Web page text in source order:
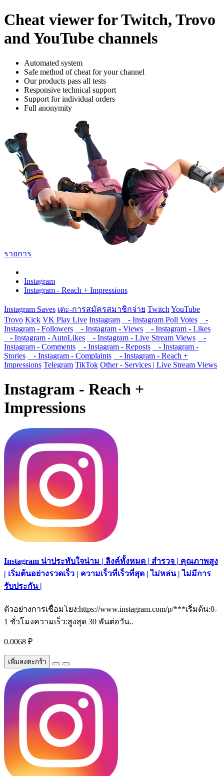
Cheat viewer for Twitch, Trovo
and YouTube channels
Automated system
Safe method of cheat for your channel
Our products pass all tests
Responsive technical support
Support for individual orders
Full anonymity
รายการ
Instagram
Instagram - Reach + Impressions
Instagram Saves เตะ-การสมัครสมาชิกจ่าย Twitch YouTube
Trovo Kick VK Play Live Instagram - Instagram Poll Votes
-
Instagram - Followers
- Instagram - Views
- Instagram - Likes
- Instagram - AutoLikes
- Instagram - Live Stream Views
-
Instagram - Comments
- Instagram - Reposts
- Instagram -
Stories
- Instagram - Complaints
- Instagram - Reach +
Impressions Telegram TikTok Other - Services | Live Stream Views
Instagram - Reach +
Impressions
Instagram น่าประทับใจน่าม | ลิงค์ทั้งหมด | สำรวจ | คุณภาพสูง
| เริ่มต้นอย่างรวดเร็ว | ความเร็วที่เร็วที่สุด | ไม่หล่น | ไม่มีการ
รับประกัน |
ตัวอย่างการเชื่อมโยง:https://www.instagram.com/p/***เริ่มต้น:0-
1 ชั่วโมงความเร็ว:สูงสุด 30 พันต่อวัน..
0.0068 ₽
เพิ่มลงตะกร้า